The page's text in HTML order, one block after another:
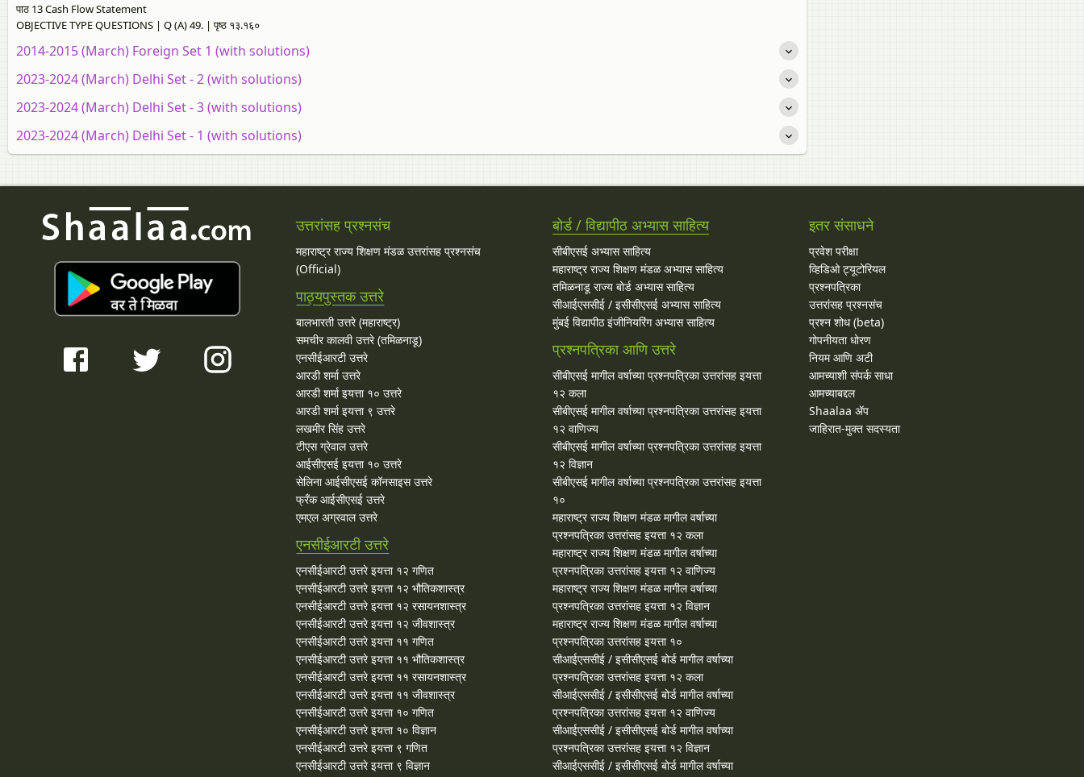
पाठ 13 Cash Flow Statement
OBJECTIVE TYPE QUESTIONS | Q (A) 49. | पृष्ठ १३.१६०
2014-2015 (March) Foreign Set 1 (with solutions)
2023-2024 (March) Delhi Set - 2 (with solutions)
2023-2024 (March) Delhi Set - 3 (with solutions)
2023-2024 (March) Delhi Set - 1 (with solutions)
उत्तरांसह प्रश्नसंच
महाराष्ट्र राज्य शिक्षण मंडळ उत्तरांसह प्रश्नसंच
(Official)
पाठ्यपुस्तक उत्तरे
बालभारती उत्तरे (महाराष्ट्र)
समचीर कालवी उत्तरे (तमिळनाडू)
एनसीईआरटी उत्तरे
आरडी शर्मा उत्तरे
आरडी शर्मा इयत्ता १० उत्तरे
आरडी शर्मा इयत्ता ९ उत्तरे
लखमीर सिंह उत्तरे
टीएस ग्रेवाल उत्तरे
आईसीएसई इयत्ता १० उत्तरे
सेलिना आईसीएसई कॉनसाइस उत्तरे
फ्रँक आईसीएसई उत्तरे
एमएल अग्रवाल उत्तरे
एनसीईआरटी उत्तरे
एनसीईआरटी उत्तरे इयत्ता १२ गणित
एनसीईआरटी उत्तरे इयत्ता १२ भौतिकशास्त्र
एनसीईआरटी उत्तरे इयत्ता १२ रसायनशास्त्र
एनसीईआरटी उत्तरे इयत्ता १२ जीवशास्त्र
एनसीईआरटी उत्तरे इयत्ता ११ गणित
एनसीईआरटी उत्तरे इयत्ता ११ भौतिकशास्त्र
एनसीईआरटी उत्तरे इयत्ता ११ रसायनशास्त्र
एनसीईआरटी उत्तरे इयत्ता ११ जीवशास्त्र
एनसीईआरटी उत्तरे इयत्ता १० गणित
एनसीईआरटी उत्तरे इयत्ता १० विज्ञान
एनसीईआरटी उत्तरे इयत्ता ९ गणित
एनसीईआरटी उत्तरे इयत्ता ९ विज्ञान
बोर्ड / विद्यापीठ अभ्यास साहित्य
सीबीएसई अभ्यास साहित्य
महाराष्ट्र राज्य शिक्षण मंडळ अभ्यास साहित्य
तमिळनाडू राज्य बोर्ड अभ्यास साहित्य
सीआईएससीई / इसीसीएसई अभ्यास साहित्य
मुंबई विद्यापीठ इंजीनियरिंग अभ्यास साहित्य
प्रश्नपत्रिका आणि उत्तरे
सीबीएसई मागील वर्षाच्या प्रश्‍नपत्रिका उत्तरांसह इयत्ता
१२ कला
सीबीएसई मागील वर्षाच्या प्रश्‍नपत्रिका उत्तरांसह इयत्ता
१२ वाणिज्य
सीबीएसई मागील वर्षाच्या प्रश्‍नपत्रिका उत्तरांसह इयत्ता
१२ विज्ञान
सीबीएसई मागील वर्षाच्या प्रश्‍नपत्रिका उत्तरांसह इयत्ता
१०
महाराष्ट्र राज्य शिक्षण मंडळ मागील वर्षाच्या
प्रश्‍नपत्रिका उत्तरांसह इयत्ता १२ कला
महाराष्ट्र राज्य शिक्षण मंडळ मागील वर्षाच्या
प्रश्‍नपत्रिका उत्तरांसह इयत्ता १२ वाणिज्य
महाराष्ट्र राज्य शिक्षण मंडळ मागील वर्षाच्या
प्रश्‍नपत्रिका उत्तरांसह इयत्ता १२ विज्ञान
महाराष्ट्र राज्य शिक्षण मंडळ मागील वर्षाच्या
प्रश्‍नपत्रिका उत्तरांसह इयत्ता १०
सीआईएससीई / इसीसीएसई बोर्ड मागील वर्षाच्या
प्रश्‍नपत्रिका उत्तरांसह इयत्ता १२ कला
सीआईएससीई / इसीसीएसई बोर्ड मागील वर्षाच्या
प्रश्‍नपत्रिका उत्तरांसह इयत्ता १२ वाणिज्य
सीआईएससीई / इसीसीएसई बोर्ड मागील वर्षाच्या
प्रश्‍नपत्रिका उत्तरांसह इयत्ता १२ विज्ञान
सीआईएससीई / इसीसीएसई बोर्ड मागील वर्षाच्या
इतर संसाधने
प्रवेश परीक्षा
व्हिडिओ ट्यूटोरियल
प्रश्नपत्रिका
उत्तरांसह प्रश्नसंच
प्रश्न शोध (beta)
गोपनीयता धोरण
नियम आणि अटी
आमच्याशी संपर्क साधा
आमच्याबद्दल
Shaalaa ॲप
जाहिरात-मुक्त सदस्यता